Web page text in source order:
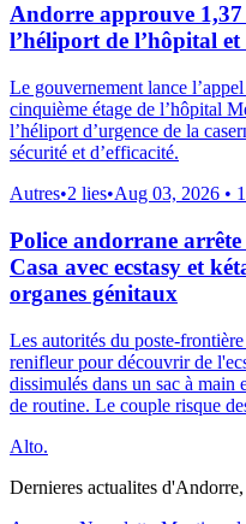
Andorre approuve
l’héliport de l’hôpital
Le gouvernement lance
cinquième étage de l’hôpital
l’héliport d’urgence de la
sécurité et d’efficacité.
Autres•2 lies•Aug 03, 2026 •
Police andorrane arrête
Casa avec ecstasy et
organes génitaux
Les autorités du poste-
renifleur pour découvrir de
dissimulés dans un sac à main
de routine. Le couple risque
Alto.
Dernieres actualites